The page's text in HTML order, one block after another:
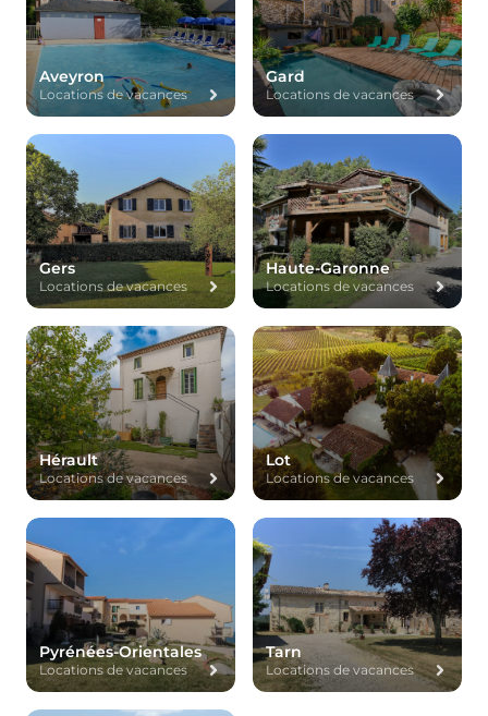
Aveyron
Locations de vacances
Gard
Locations de vacances
Gers
Locations de vacances
Haute-Garonne
Locations de vacances
Hérault
Locations de vacances
Lot
Locations de vacances
Pyrénées-Orientales
Locations de vacances
Tarn
Locations de vacances